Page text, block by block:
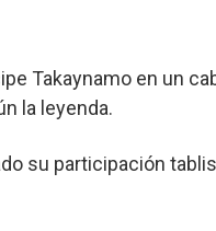
Takaynamo en un
la leyenda.
su participación